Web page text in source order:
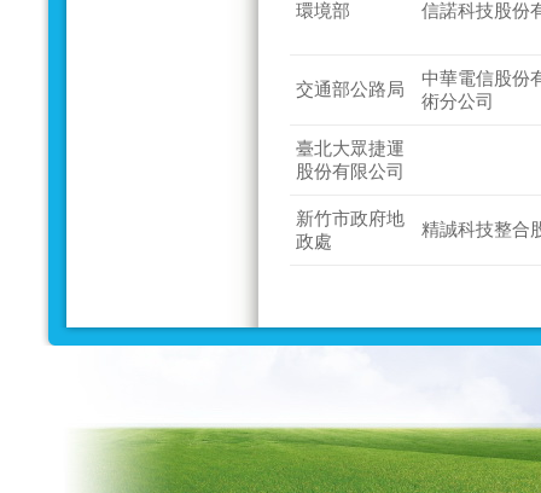
環境部 信諾科技股份
交通部公路局
中華電信股份
術分公司
臺北大眾捷運
股份有限公司
新竹市政府地
政處
精誠科技整合